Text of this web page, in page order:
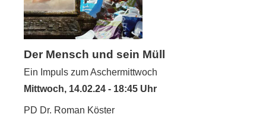
Der Mensch und sein Müll
Ein Impuls zum Aschermittwoch
Mittwoch, 14.02.24 - 18:45 Uhr
PD Dr. Roman Köster